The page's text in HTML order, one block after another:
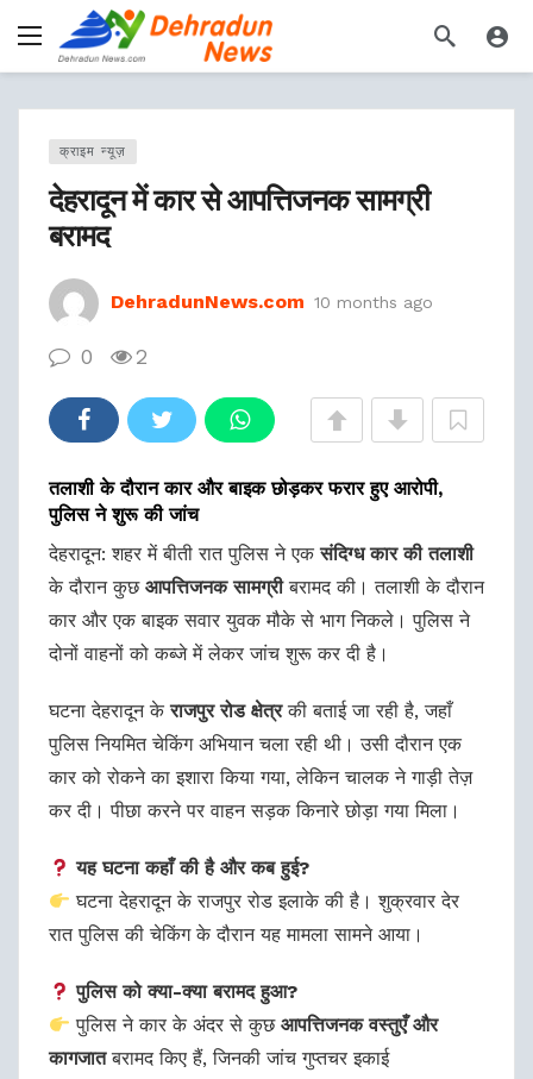
क्राइम न्यूज़
देहरादून में कार से आपत्तिजनक सामग्री
बरामद
DehradunNews.com 10 months ago
0 2
तलाशी के दौरान कार और बाइक छोड़कर फरार हुए आरोपी,
पुलिस ने शुरू की जांच
देहरादून: शहर में बीती रात पुलिस ने एकसंदिग्ध कार की तलाशी
के दौरान कुछ आपत्तिजनक सामग्रीबरामद की। तलाशी के दौरान
कार और एक बाइक सवार युवक मौके से भाग निकले। पुलिस ने
दोनों वाहनों को कब्जे में लेकर जांच शुरू कर दी है।
घटना देहरादून केराजपुर रोड क्षेत्रकी बताई जा रही है, जहाँ
पुलिस नियमित चेकिंग अभियान चला रही थी। उसी दौरान एक
कार को रोकने का इशारा किया गया, लेकिन चालक ने गाड़ी तेज़
कर दी। पीछा करने पर वाहन सड़क किनारे छोड़ा गया मिला।
यह घटना कहाँ की है और कब हुई?
घटना देहरादून के राजपुर रोड इलाके की है। शुक्रवार देर
रात पुलिस की चेकिंग के दौरान यह मामला सामने आया।
पुलिस को क्या-क्या बरामद हुआ?
पुलिस ने कार के अंदर से कुछआपत्तिजनक वस्तुएँ और
कागजातबरामद किए हैं, जिनकी जांच गुप्तचर इकाई